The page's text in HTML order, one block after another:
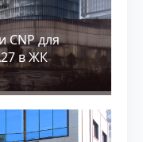
CNP для
в ЖК